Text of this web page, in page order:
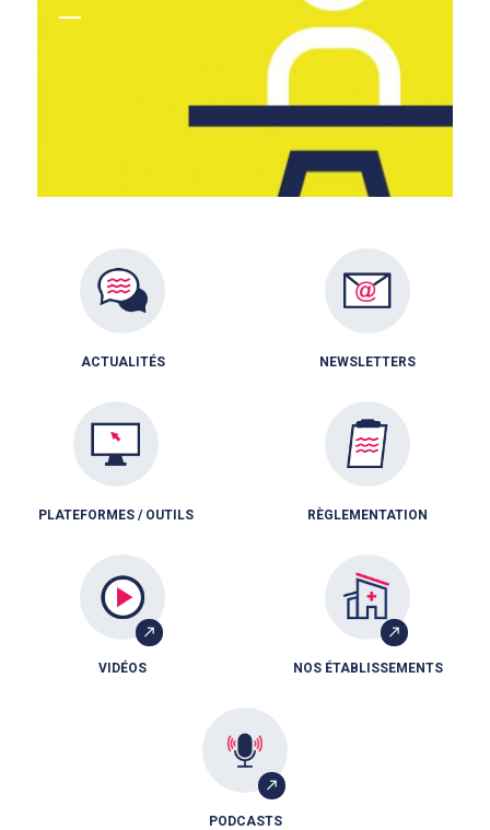
ACTUALITÉS NEWSLETTERS
PLATEFORMES / OUTILS RÈGLEMENTATION
VIDÉOS NOS ÉTABLISSEMENTS
PODCASTS